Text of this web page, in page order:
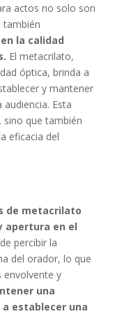
actos no solo son
también
la calidad
El metacrilato,
óptica, brinda a
y mantener
Esta
que también
eficacia del
de metacrilato
apertura en el
percibir la
del orador, lo que
envolvente y
una
establecer una